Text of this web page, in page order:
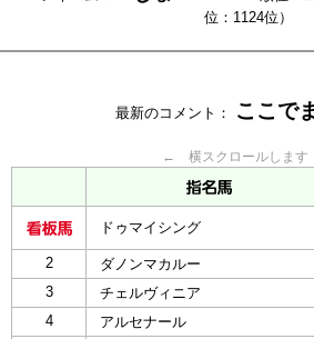
位：1124位）
最新のコメント： ここで
← 横スクロールしま
ドゥマイシング
2 ダノンマカルー
3
チェルヴィニア
4
アルセナール